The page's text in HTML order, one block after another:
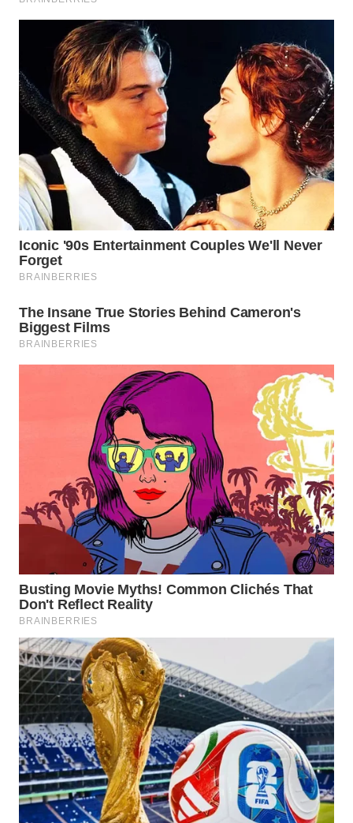
WN
LABUANBAJO
WN
BORNEO
Wahana
Media
Group
WAHANA
NEWS
TANI
WAHANA
ADVOKAT
INFRASTRUKTUR
KONSUMEN
WAHANA
LISTRIK
WAHANA
TRAVEL
WAHANA
TV
WAHANANEWS
ID
WAHANANEWS
CO ID
WAHANANEWS